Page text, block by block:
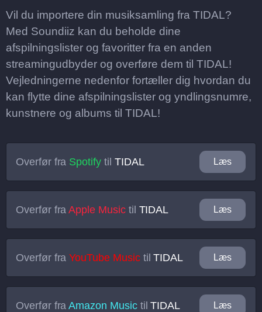
Vil du importere din musiksamling fra TIDAL?
Med Soundiiz kan du beholde dine
afspilningslister og favoritter fra en anden
streamingudbyder og overføre dem til TIDAL!
Vejledningerne nedenfor fortæller dig hvordan du
kan flytte dine afspilningslister og yndlingsnumre,
kunstnere og albums til TIDAL!
Overfør fra Spotifytil TIDAL Læs
Overfør fraApple Musictil TIDAL Læs
Overfør fraYouTube MusictilTIDAL Læs
Overfør fraAmazon MusictilTIDAL Læs